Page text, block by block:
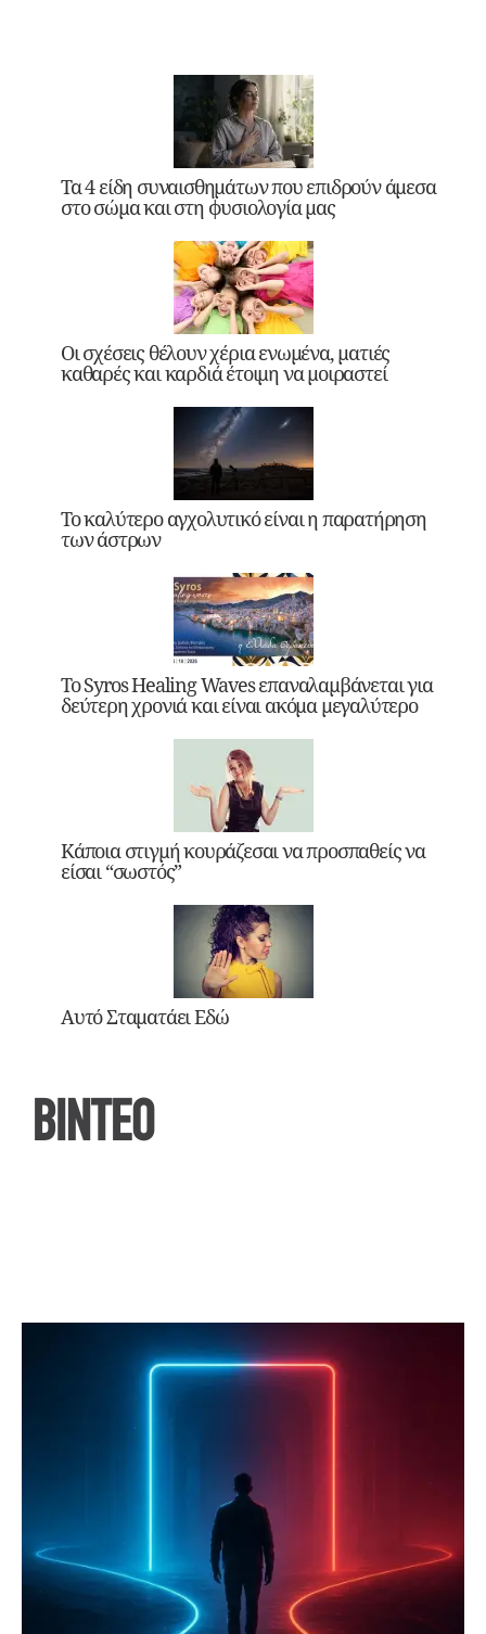
Τα 4 είδη συναισθημάτων που επιδρούν άμεσα
στο σώμα και στη φυσιολογία μας
Οι σχέσεις θέλουν χέρια ενωμένα, ματιές
καθαρές και καρδιά έτοιμη να μοιραστεί
Το καλύτερο αγχολυτικό είναι η παρατήρηση
των άστρων
Το Syros Healing Waves επαναλαμβάνεται για
δεύτερη χρονιά και είναι ακόμα μεγαλύτερο
Κάποια στιγμή κουράζεσαι να προσπαθείς να
είσαι “σωστός”
Αυτό Σταματάει Εδώ
ΒΙΝΤΕΟ